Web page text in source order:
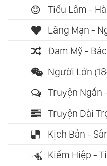
Tiếu Lâm -
Lãng Mạn -
Đam Mỹ -
Người Lớn
Truyện Ngắn
Truyện Dài
Kịch Bản -
Kiếm Hiệp -